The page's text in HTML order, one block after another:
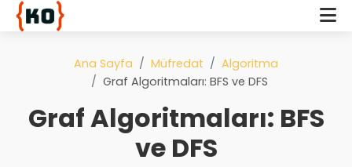
Ana Sayfa Müfredat
Algoritma
Graf Algoritmaları: BFS ve DFS
Graf Algoritmaları: BFS
ve DFS